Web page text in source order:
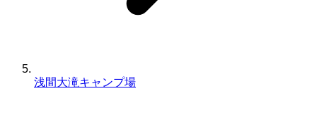
浅間大滝キャンプ場